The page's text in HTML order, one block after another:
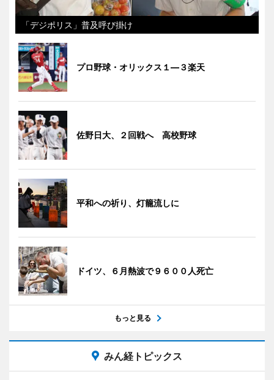
「デジポリス」普及呼び掛け
プロ野球・オリックス１―３楽天
佐野日大、２回戦へ 高校野球
平和への祈り、灯籠流しに
ドイツ、６月熱波で９６００人死亡
もっと見る
みん経トピックス